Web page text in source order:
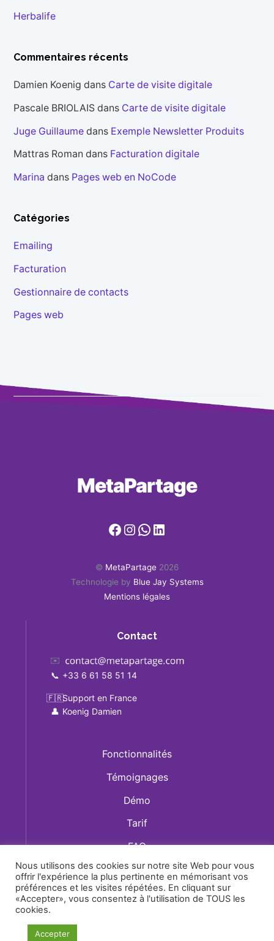
Herbalife
Commentaires récents
Damien Koenig dans Carte de visite digitale
Pascale BRIOLAIS dans Carte de visite digitale
Juge Guillaume dans Exemple Newsletter Produits
Mattras Roman dans Facturation digitale
Marina dans Pages web en NoCode
Catégories
Emailing
Facturation
Gestionnaire de contacts
Pages web
MetaPartage
Facebook
Instagram
WhatsApp
LinkedIn
© MetaPartage 2026
Technologie by Blue Jay Systems
Mentions légales
Contact
✉️
📞 +33 6 61 58 51 14
🇫🇷Support en France
👤 Koenig Damien
Fonctionnalités
Témoignages
Démo
Tarif
FAQ
Qui sommes-nous ?
Blog
Nous utilisons des cookies sur notre site Web pour vous
offrir l'expérience la plus pertinente en mémorisant vos
préférences et les visites répétées. En cliquant sur
«Accepter», vous consentez à l'utilisation de TOUS les
cookies.
Accepter